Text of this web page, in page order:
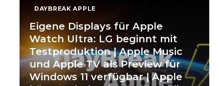
DAYBREAK APPLE
Eigene Displays für Apple
Watch Ultra: LG beginnt mit
Testproduktion | Apple Music
und Apple TV als Preview für
Windows 11 verfügbar | Apple